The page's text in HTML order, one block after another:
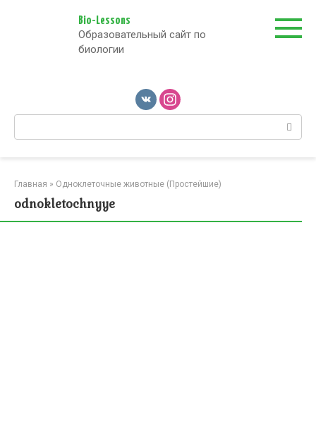
Bio-Lessons
Образовательный сайт по
биологии
Поиск:
Главная » Одноклеточные животные (Простейшие)
odnokletochnyye